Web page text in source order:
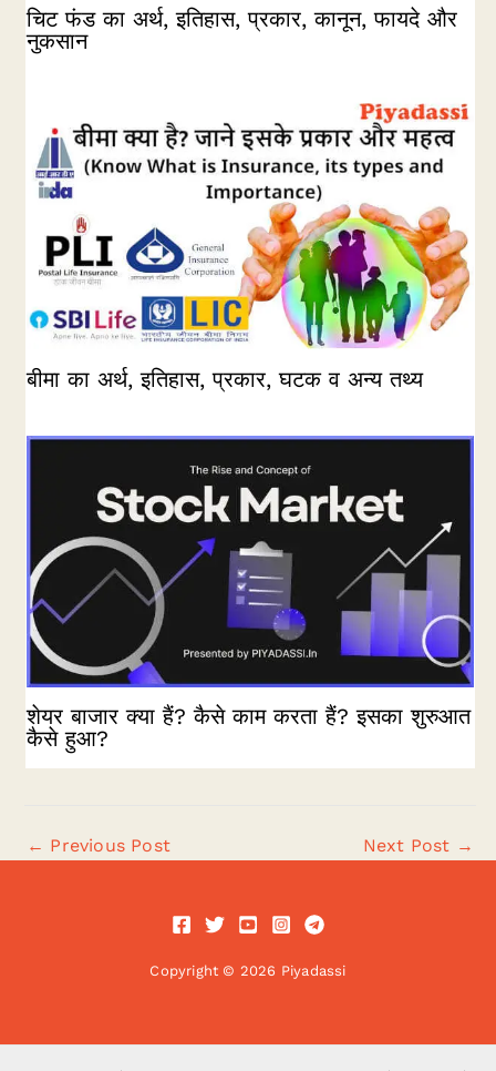
चिट फंड का अर्थ, इतिहास, प्रकार, कानून, फायदे और
नुकसान
बीमा का अर्थ, इतिहास, प्रकार, घटक व अन्य तथ्य
शेयर बाजार क्या हैं? कैसे काम करता हैं? इसका शुरुआत
कैसे हुआ?
← Previous Post Next Post →
Copyright © 2026 Piyadassi